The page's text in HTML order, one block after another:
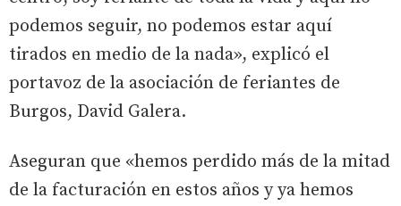
podemos seguir, no podemos estar aquí
tirados en medio de la nada», explicó el
portavoz de la asociación de feriantes de
Burgos, David Galera.
Aseguran que «hemos perdido más de la mitad
de la facturación en estos años y ya hemos